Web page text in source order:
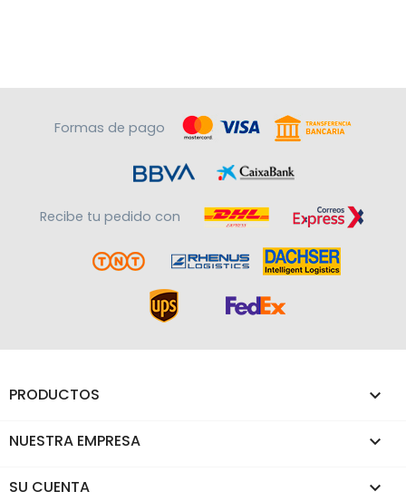
Formas de pago
Recibe tu pedido con
PRODUCTOS 
NUESTRA EMPRESA 
SU CUENTA 